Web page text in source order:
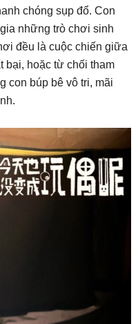
chóng sụp đổ. Con
những trò chơi sinh
đều là cuộc chiến giữa
bại, hoặc từ chối tham
con búp bê vô tri, mãi